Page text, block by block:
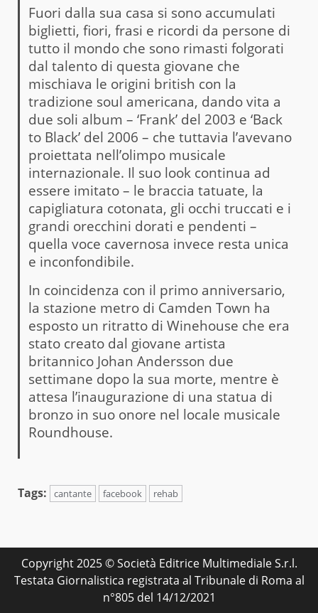
Fuori dalla sua casa si sono accumulati
biglietti, fiori, frasi e ricordi da persone di
tutto il mondo che sono rimasti folgorati
dal talento di questa giovane che
mischiava le origini british con la
tradizione soul americana, dando vita a
due soli album – ‘Frank’ del 2003 e ‘Back
to Black’ del 2006 – che tuttavia l’avevano
proiettata nell’olimpo musicale
internazionale. Il suo look continua ad
essere imitato – le braccia tatuate, la
capigliatura cotonata, gli occhi truccati e i
grandi orecchini dorati e pendenti –
quella voce cavernosa invece resta unica
e inconfondibile.
In coincidenza con il primo anniversario,
la stazione metro di Camden Town ha
esposto un ritratto di Winehouse che era
stato creato dal giovane artista
britannico Johan Andersson due
settimane dopo la sua morte, mentre è
attesa l’inaugurazione di una statua di
bronzo in suo onore nel locale musicale
Roundhouse.
Tags: cantante facebook rehab
Copyright 2025 © Società Editrice Multimediale S.r.l.
Testata Giornalistica registrata al Tribunale di Roma al
n°805 del 14/12/2021